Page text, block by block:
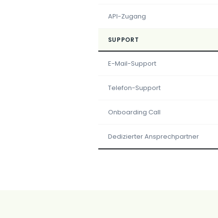
API-Zugang
SUPPORT
E-Mail-Support
Telefon-Support
Onboarding Call
Dedizierter Ansprechpartner